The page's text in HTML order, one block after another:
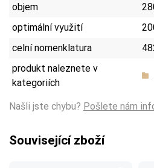
objem
optimální využití
celní nomenklatura
produkt naleznete v
kategoriích
Našli jste chybu? Pošlete nám
Související zboží